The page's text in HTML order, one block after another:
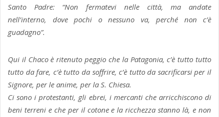
Santo Padre: “Non fermatevi nelle città, ma andate
nell’interno, dove pochi o nessuno va, perché non c’è
guadagno”.
Qui il Chaco è ritenuto peggio che la Patagonia, c’è tutto tutto
tutto da fare, c’è tutto da soffrire, c’è tutto da sacrificarsi per il
Signore, per le anime, per la S. Chiesa.
Ci sono i protestanti, gli ebrei, i mercanti che arricchiscono di
beni terreni e che per il cotone e la ricchezza stanno là, e non